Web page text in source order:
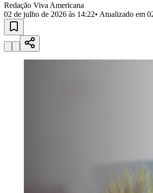
Meio Ambiente
Obras
Bairros de Americana
CentroJardim Girassol
NamoradosJardim São PauloParque
Redação Viva Americana
02 de julho de 2026 às 14:22• Atualizado em